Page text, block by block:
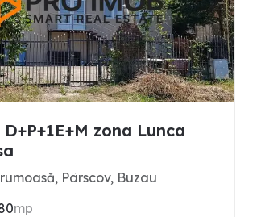
zona Lunca
Pârscov, Buzau
mp